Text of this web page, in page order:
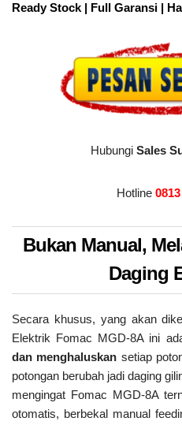
Ready Stock | Full Garansi |
Hubungi Sales
Hotline
Bukan Manual,
Daging
Secara khusus, yang akan
Elektrik Fomac MGD-8A ini
dan menghaluskan setiap
potongan berubah jadi daging
mengingat Fomac MGD-8A
otomatis, berbekal manual